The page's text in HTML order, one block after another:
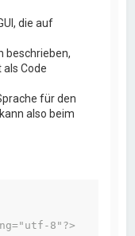
die auf
beschrieben,
Code
für den
also beim
8"?>